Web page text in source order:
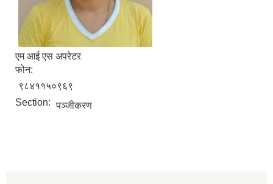
एम आई एस अपरेटर
फोन:
९८४११५०९६९
Section: पञ्जीकरण